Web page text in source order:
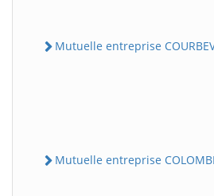
Mutuelle entreprise
Mutuelle entreprise